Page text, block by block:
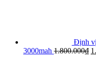
Định
3000mah 1.800.000₫